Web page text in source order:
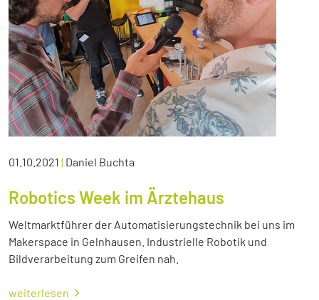
01.10.2021 | Daniel Buchta
Robotics Week im Ärztehaus
Weltmarktführer der Automatisierungstechnik bei uns im
Makerspace in Gelnhausen. Industrielle Robotik und
Bildverarbeitung zum Greifen nah.
weiterlesen